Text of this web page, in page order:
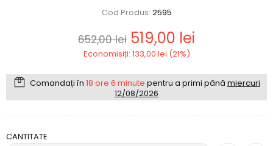
Cod Produs: 2595
652,00 lei 519,00 lei
Economisiți: 133,00 lei (21%)
Comandați în 18 ore 6 minute pentru a primi până miercuri
12/08/2026
CANTITATE